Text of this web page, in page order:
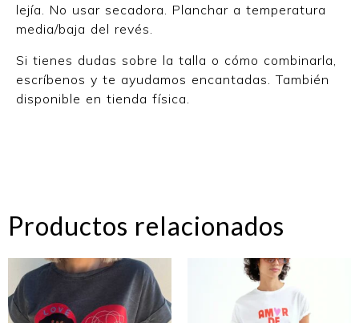
lejía. No usar secadora. Planchar a temperatura
media/baja del revés.
Si tienes dudas sobre la talla o cómo combinarla,
escríbenos y te ayudamos encantadas. También
disponible en tienda física.
Productos relacionados